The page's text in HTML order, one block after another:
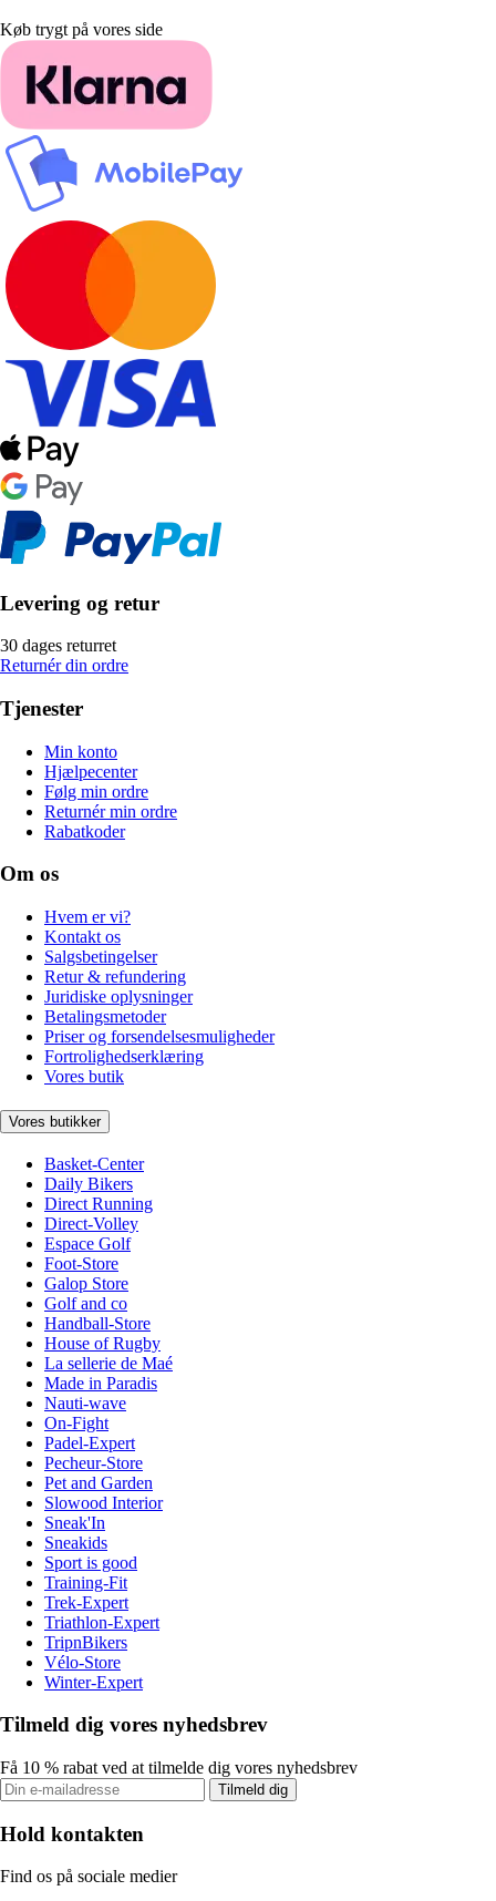
Køb trygt på vores side
Levering og retur
30 dages returret
Returnér din ordre
Tjenester
Min konto
Hjælpecenter
Følg min ordre
Returnér min ordre
Rabatkoder
Om os
Hvem er vi?
Kontakt os
Salgsbetingelser
Retur & refundering
Juridiske oplysninger
Betalingsmetoder
Priser og forsendelsesmuligheder
Fortrolighedserklæring
Vores butik
Vores butikker
Basket-Center
Daily Bikers
Direct Running
Direct-Volley
Espace Golf
Foot-Store
Galop Store
Golf and co
Handball-Store
House of Rugby
La sellerie de Maé
Made in Paradis
Nauti-wave
On-Fight
Padel-Expert
Pecheur-Store
Pet and Garden
Slowood Interior
Sneak'In
Sneakids
Sport is good
Training-Fit
Trek-Expert
Triathlon-Expert
TripnBikers
Vélo-Store
Winter-Expert
Tilmeld dig vores nyhedsbrev
Få 10 % rabat ved at tilmelde dig vores nyhedsbrev
Tilmeld dig
Hold kontakten
Find os på sociale medier